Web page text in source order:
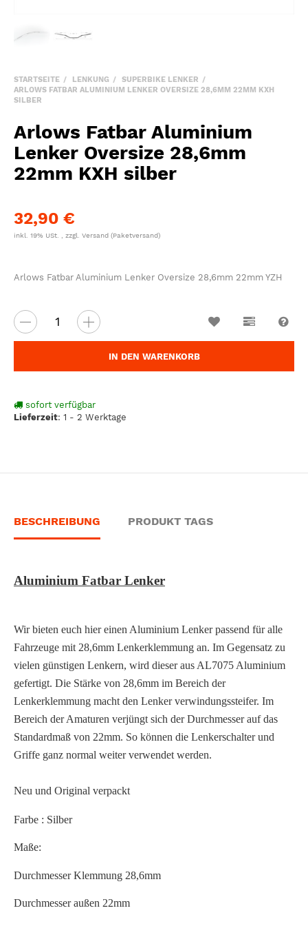
STARTSEITE LENKUNG
SUPERBIKE LENKER
ARLOWS FATBAR ALUMINIUM LENKER OVERSIZE 28,6MM 22MM KXH
SILBER
Arlows Fatbar Aluminium
Lenker Oversize 28,6mm
22mm KXH silber
32,90 €
inkl. 19% USt. , zzgl. Versand (Paketversand)
Arlows Fatbar Aluminium Lenker Oversize 28,6mm 22mm YZH
IN DEN WARENKORB
sofort verfügbar
Lieferzeit: 1 - 2 Werktage
Wunschzettel
BESCHREIBUNG PRODUKT TAGS
Aluminium Fatbar Lenker
Wir bieten euch hier einen Aluminium Lenker passend für alle
Fahrzeuge mit 28,6mm Lenkerklemmung an. Im Gegensatz zu
vielen günstigen Lenkern, wird dieser aus AL7075 Aluminium
gefertigt. Die Stärke von 28,6mm im Bereich der
Lenkerklemmung macht den Lenker verwindungssteifer. Im
Bereich der Amaturen verjüngt sich der Durchmesser auf das
Standardmaß von 22mm. So können die Lenkerschalter und
Griffe ganz normal weiter verwendet werden.
Neu und Original verpackt
Farbe : Silber
Maße:
Durchmesser Klemmung 28,6mm
Durchmesser außen 22mm